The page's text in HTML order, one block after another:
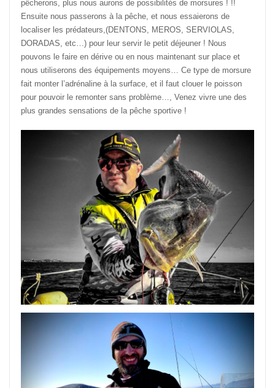
pêcherons, plus nous aurons de possibilités de morsures ! !!
Ensuite nous passerons à la pêche, et nous essaierons de
localiser les prédateurs,(DENTONS, MEROS, SERVIOLAS,
DORADAS, etc…) pour leur servir le petit déjeuner ! Nous
pouvons le faire en dérive ou en nous maintenant sur place et
nous utiliserons des équipements moyens… Ce type de morsure
fait monter l’adrénaline à la surface, et il faut clouer le poisson
pour pouvoir le remonter sans problème…, Venez vivre une des
plus grandes sensations de la pêche sportive !